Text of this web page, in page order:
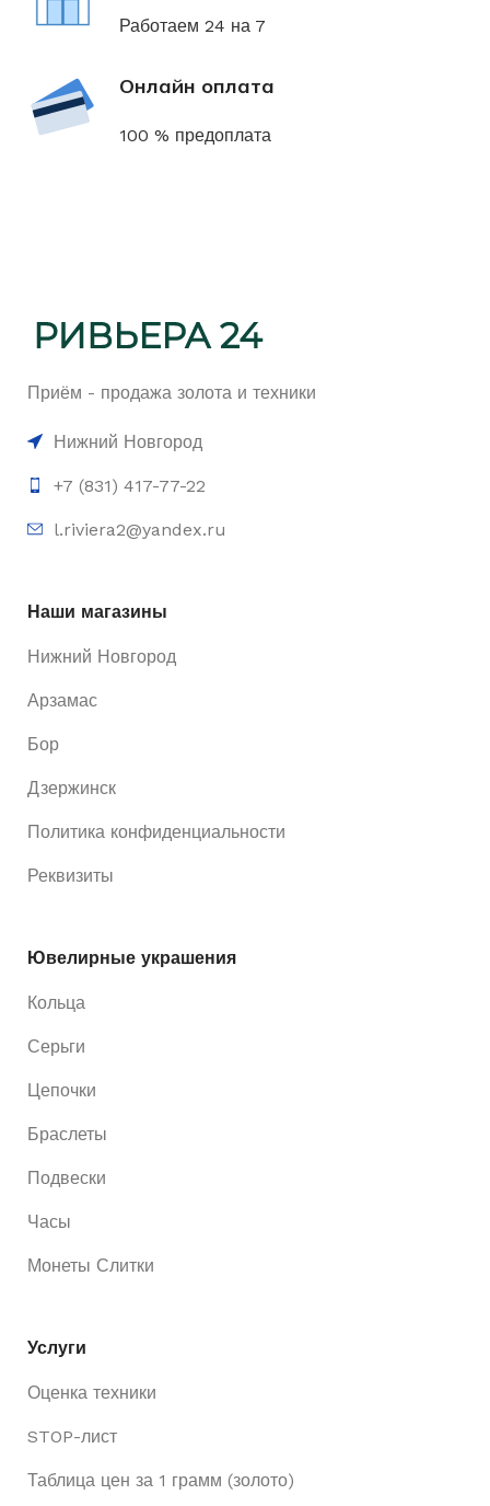
Работаем 24 на 7
Онлайн оплата
100 % предоплата
Приём - продажа золота и техники
Нижний Новгород
+7 (831) 417-77-22
l.riviera2@yandex.ru
Наши магазины
Нижний Новгород
Арзамас
Бор
Дзержинск
Политика конфиденциальности
Реквизиты
Ювелирные украшения
Кольца
Серьги
Цепочки
Браслеты
Подвески
Часы
Монеты Слитки
Услуги
Оценка техники
STOP-лист
Таблица цен за 1 грамм (золото)